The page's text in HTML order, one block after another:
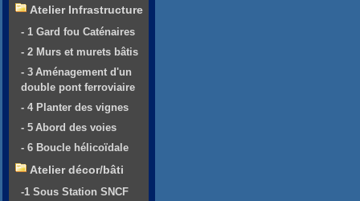
Atelier Infrastructure
- 1 Gard fou Caténaires
- 2 Murs et murets bâtis
- 3 Aménagement d'un
double pont ferroviaire
- 4 Planter des vignes
- 5 Abord des voies
- 6 Boucle hélicoïdale
Atelier décor/bâti
-1 Sous Station SNCF